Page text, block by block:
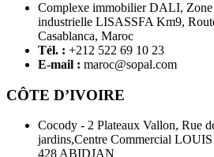
Complexe immobilier DALI, Zone
industrielle LISASSFA Km9,
Casablanca, Maroc
Tél. : +212 522 69 10 23
E-mail : maroc@sopal.com
CÔTE D’IVOIRE
Cocody - 2 Plateaux Vallon, Rue
jardins,Centre Commercial
428 ABIDJAN